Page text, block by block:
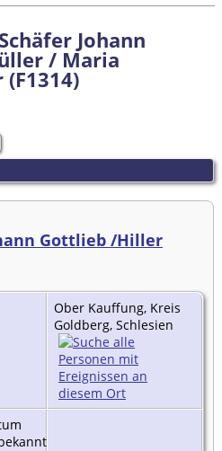
Johann
/ Maria
Gottlieb /Hiller
Ober Kauffung, Kreis
Goldberg, Schlesien